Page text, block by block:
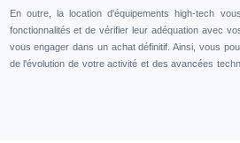
En outre, la location d'équipements high-tech
fonctionnalités et de vérifier leur adéquation avec
vous engager dans un achat définitif. Ainsi, vous
de l'évolution de votre activité et des avancées